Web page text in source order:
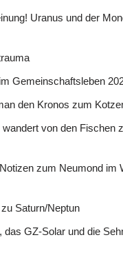
Uranus und der
Gemeinschaftsleben
den Kronos zum
von den Fischen
zum Neumond im
Saturn/Neptun
das GZ-Solar und die